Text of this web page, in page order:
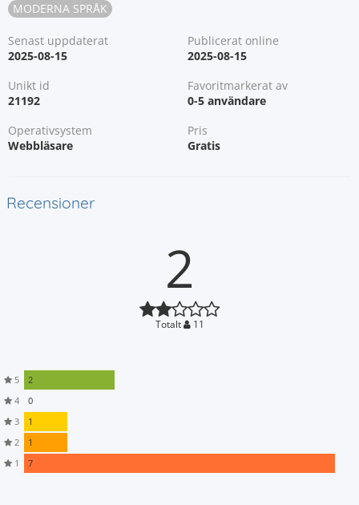
MODERNA SPRÅK
Senast uppdaterat
2025-08-15
Publicerat online
2025-08-15
Unikt id
21192
Favoritmarkerat av
0-5 användare
Operativsystem
Webbläsare
Pris
Gratis
Recensioner
2
Totalt 11
5
2
4
0
3
1
2
1
1
7